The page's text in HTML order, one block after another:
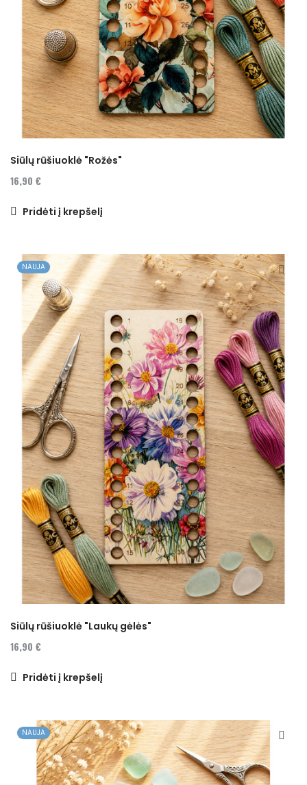
Siūlų rūšiuoklė "Rožės"
16,90 €
Pridėti į krepšelį
NAUJA
Siūlų rūšiuoklė "Laukų gėlės"
16,90 €
Pridėti į krepšelį
NAUJA